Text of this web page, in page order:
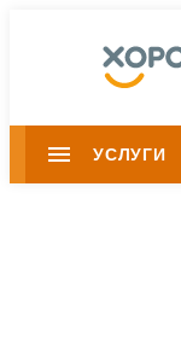
УСЛУГИ